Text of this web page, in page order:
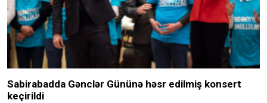
Sabirabadda Gənclər Gününə həsr edilmiş konsert
keçirildi